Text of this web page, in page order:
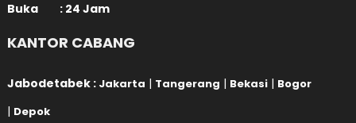
Buka : 24 Jam
KANTOR CABANG
Jabodetabek : Jakarta | Tangerang | Bekasi | Bogor
| Depok